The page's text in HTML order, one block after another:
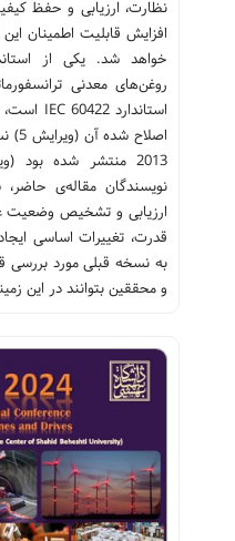
نظارت، ارزیابی و حفظ
افزایش قابلیت اطمینان
خواهد شد. یکی از
روغن‌‌های معدنی
نویسندگان مقاله‌ی
ارزیابی و تشخیص وضعیت
قدرت، تغییرات اساسی
به نسخه قبلی مورد بررسی
و محققین بتوانند در این